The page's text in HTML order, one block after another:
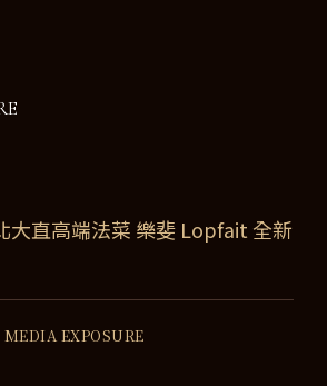
大直高端法菜 樂斐 Lopfait 全新
MEDIA EXPOSURE